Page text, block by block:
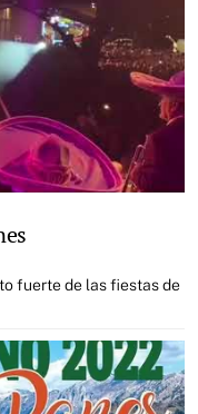
fuerte de las fiestas de